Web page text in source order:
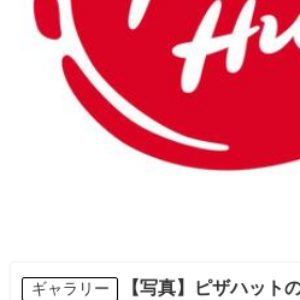
ギャラリー
【写真】ピザハット